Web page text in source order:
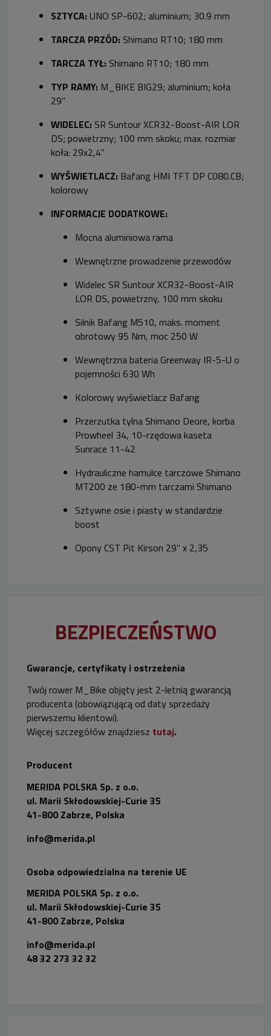
SZTYCA: UNO SP-602; aluminium; 30.9 mm
TARCZA PRZÓD: Shimano RT10; 180 mm
TARCZA TYŁ: Shimano RT10; 180 mm
TYP RAMY: M_BIKE BIG29; aluminium; koła
29"
WIDELEC: SR Suntour XCR32-Boost-AIR LOR
DS; powietrzny; 100 mm skoku; max. rozmiar
koła: 29x2,4"
WYŚWIETLACZ: Bafang HMI TFT DP C080.CB;
kolorowy
INFORMACJE DODATKOWE:
Mocna aluminiowa rama
Wewnętrzne prowadzenie przewodów
Widelec SR Suntour XCR32-Boost-AIR
LOR DS, powietrzny, 100 mm skoku
Silnik Bafang M510, maks. moment
obrotowy 95 Nm, moc 250 W
Wewnętrzna bateria Greenway IR-5-U o
pojemności 630 Wh
Kolorowy wyświetlacz Bafang
Przerzutka tylna Shimano Deore, korba
Prowheel 34, 10-rzędowa kaseta
Sunrace 11-42
Hydrauliczne hamulce tarczowe Shimano
MT200 ze 180-mm tarczami Shimano
Sztywne osie i piasty w standardzie
boost
Opony CST Pit Kirson 29" x 2,35
BEZPIECZEŃSTWO
Gwarancje, certyfikaty i ostrzeżenia
Twój rower M_Bike objęty jest 2-letnią gwarancją
producenta (obowiązującą od daty sprzedaży
pierwszemu klientowi).
Więcej szczegółów znajdziesz tutaj.
Producent
MERIDA POLSKA Sp. z o.o.
ul. Marii Skłodowskiej-Curie 35
41-800 Zabrze, Polska
info@merida.pl
Osoba odpowiedzialna na terenie UE
MERIDA POLSKA Sp. z o.o.
ul. Marii Skłodowskiej-Curie 35
41-800 Zabrze, Polska
info@merida.pl
48 32 273 32 32